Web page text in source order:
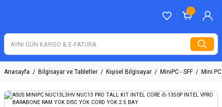
Anasayfa Bilgisayar ve Tabletler Kişisel Bilgisayar MiniPC - SFF Mini PC